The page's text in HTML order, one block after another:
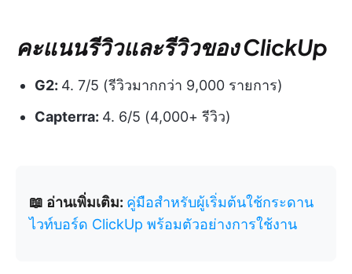
คะแนนรีวิวและรีวิวของ ClickUp
G2: 4. 7/5 (รีวิวมากกว่า 9,000 รายการ)
Capterra: 4. 6/5 (4,000+ รีวิว)
📖 อ่านเพิ่มเติม: คู่มือสำหรับผู้เริ่มต้นใช้กระดาน
ไวท์บอร์ด ClickUp พร้อมตัวอย่างการใช้งาน